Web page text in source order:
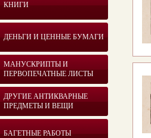
КНИГИ
ДЕНЬГИ И ЦЕННЫЕ БУМАГИ
МАНУСКРИПТЫ И
ПЕРВОПЕЧАТНЫЕ ЛИСТЫ
ДРУГИЕ АНТИКВАРНЫЕ
ПРЕДМЕТЫ И ВЕЩИ
БАГЕТНЫЕ РАБОТЫ